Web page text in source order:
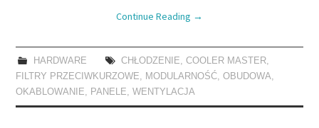
Continue Reading →
HARDWARE CHŁODZENIE, COOLER MASTER,
FILTRY PRZECIWKURZOWE, MODULARNOŚĆ,OBUDOWA,
OKABLOWANIE, PANELE,WENTYLACJA